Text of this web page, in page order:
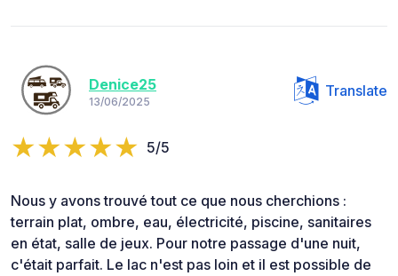
Denice25
13/06/2025
Translate
5/5
Nous y avons trouvé tout ce que nous cherchions :
terrain plat, ombre, eau, électricité, piscine, sanitaires
en état, salle de jeux. Pour notre passage d'une nuit,
c'était parfait. Le lac n'est pas loin et il est possible de